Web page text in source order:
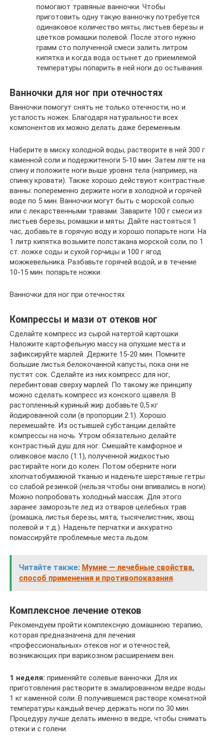
помогают травяные ванночки. Чтобы
приготовить одну такую ванночку потребуется
одинаковое количество мяты, листьев березы и
цветков ромашки полевой. После этого нужно
грамм сто полученной смеси залить литром
кипятка и когда вода остынет до приемлемой
температуры попарить в ней ноги до остывания.
Ванночки для ног при отечностях
Ванночки помогут снять не только отечности, но и
усталость ножек. Благодаря натуральности всех
компонентов их можно делать даже беременным.
Наберите в миску холодной воды, растворите в ней 300 г
каменной соли и подержитеноги 5-10 мин. Затем лягте на
спину и положите ноги выше уровня тела (например, на
спинку кровати). Также хорошо действуют контрастные
ванны: попеременно держите ноги в холодной и горячей
воде по 5 мин. Ванночки могут быть с морской солью
или с лекарственными травами. Заварите 100 г смеси из
листьев березы, ромашки и мяты. Дайте настояться 1
час, добавьте в горячую воду и хорошо попарьте ноги. На
1 литр кипятка возьмите полстакана морской соли, по 1
ст. ложке соды и сухой горчицы и 100 г ягод
можжевельника. Разбавьте горячей водой, и в течение
10-15 мин. попарьте ножки.
Ванночки для ног при отечностях
Компрессы и мази от отеков ног
Сделайте компресс из сырой натертой картошки.
Наложите картофельную массу на опухшие места и
зафиксируйте марлей. Держите 15-20 мин. Помните
большие листья белокочанной капусты, пока они не
пустят сок. Сделайте из них компресс для ног,
перебинтовав сверху марлей. По такому же принципу
можно сделать компресс из конского щавеля. В
растопленный куриный жир добавьте 0,5 кг
йодированной соли (в пропорции 2:1). Хорошо
перемешайте. Из остывшей субстанции делайте
компрессы на ночь. Утром обязательно делайте
контрастный душ для ног. Смешайте камфорное и
оливковое масло (1:1), полученной жидкостью
растирайте ноги до колен. Потом оберните ноги
хлопчатобумажной тканью и наденьте шерстяные гетры
со слабой резинкой (нельзя чтобы они впивались в ноги).
Можно попробовать холодный массаж. Для этого
заранее заморозьте лед из отваров целебных трав
(ромашка, листья березы, мята, тысячелистник, хвощ
полевой и т.д.). Наденьте перчатки и аккуратно
помассируйте проблемные места льдом.
Читайте также: Мумие — лечебные свойства,
способ применения и противопоказания
Комплексное лечение отеков
Рекомендуем пройти комплексную домашнюю терапию,
которая предназначена для лечения
«профессиональных» отеков ног и отечностей,
возникающих при варикозном расширением вен.
1 неделя: применяйте солевые ванночки. Для их
приготовления растворите в эмалированном ведре воды
1 кг каменной соли. В получившемся растворе комнатной
температуры каждый вечер держать ноги по 30 мин.
Процедуру лучше делать именно в ведре, чтобы снимать
отеки и с голени.